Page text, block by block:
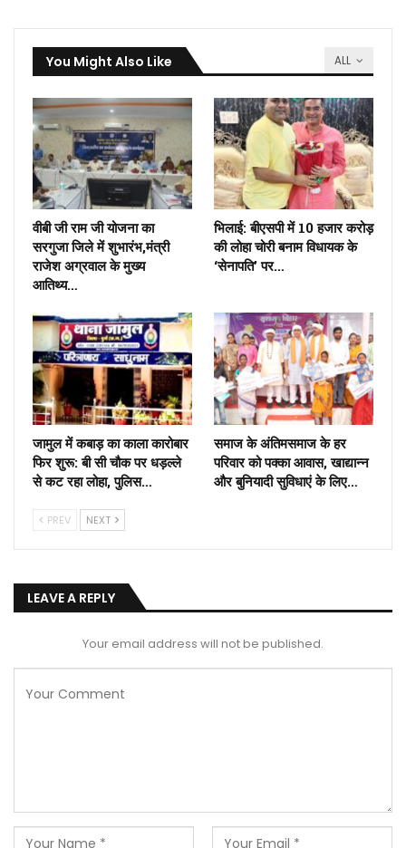
ALL
You Might Also Like
वीबी जी राम जी योजना का
सरगुजा जिले में शुभारंभ,मंत्री
राजेश अग्रवाल के मुख्य
आतिथ्य…
भिलाई: बीएसपी में 10 हजार करोड़
की लोहा चोरी बनाम विधायक के
‘सेनापति’ पर…
जामुल में कबाड़ का काला कारोबार
फिर शुरू: बी सी चौक पर धड़ल्ले
से कट रहा लोहा, पुलिस…
समाज के अंतिमसमाज के हर
परिवार को पक्का आवास, खाद्यान्न
और बुनियादी सुविधाएं के लिए…
PREV NEXT
LEAVE A REPLY
Your email address will not be published.